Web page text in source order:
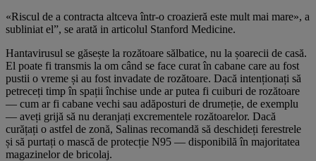
«Riscul de a contracta altceva într-o croazieră este mult mai mare», a
subliniat el”, se arată in articolul Stanford Medicine.
Hantavirusul se găsește la rozătoare sălbatice, nu la șoarecii de casă.
El poate fi transmis la om când se face curat în cabane care au fost
pustii o vreme și au fost invadate de rozătoare. Dacă intenționați să
petreceți timp în spații închise unde ar putea fi cuiburi de rozătoare
— cum ar fi cabane vechi sau adăposturi de drumeție, de exemplu
— aveți grijă să nu deranjați excrementele rozătoarelor. Dacă
curățați o astfel de zonă, Salinas recomandă să deschideți ferestrele
și să purtați o mască de protecție N95 — disponibilă în majoritatea
magazinelor de bricolaj.